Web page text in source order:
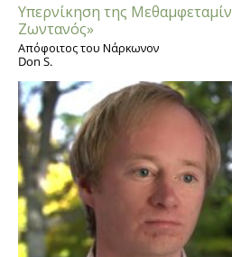
Υπερνίκηση της
Ζωντανός»
Απόφοιτος του Νάρκωνον
Don S.